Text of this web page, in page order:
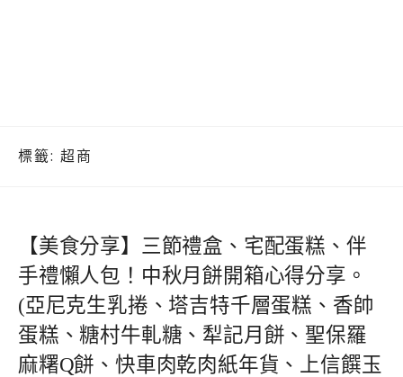
標籤: 超商
【美食分享】三節禮盒、宅配蛋糕、伴
手禮懶人包！中秋月餅開箱心得分享。
(亞尼克生乳捲、塔吉特千層蛋糕、香帥
蛋糕、糖村牛軋糖、犁記月餅、聖保羅
麻糬Q餅、快車肉乾肉紙年貨、上信饌玉